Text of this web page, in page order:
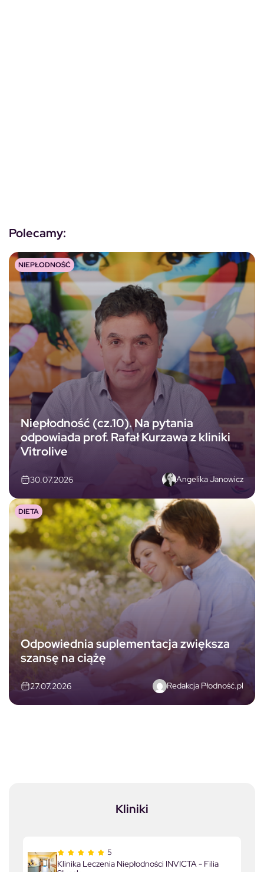
Polecamy:
Niepłodność (cz.10). Na pytania
odpowiada prof. Rafał Kurzawa z kliniki
Vitrolive
30.07.2026 Angelika Janowicz
NIEPŁODNOŚĆ
Odpowiednia suplementacja zwiększa
szansę na ciążę
27.07.2026 Redakcja Płodność.pl
DIETA
Kliniki
5
Klinika Leczenia Niepłodności INVICTA - Filia